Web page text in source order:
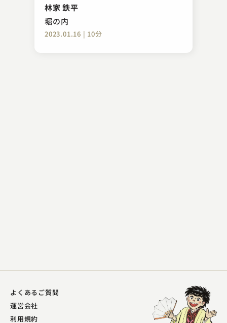
林家 鉄平
堀の内
2023.01.16 | 10分
祇園祭
2023.02.25 | 12分
よくあるご質問
運営会社
利用規約